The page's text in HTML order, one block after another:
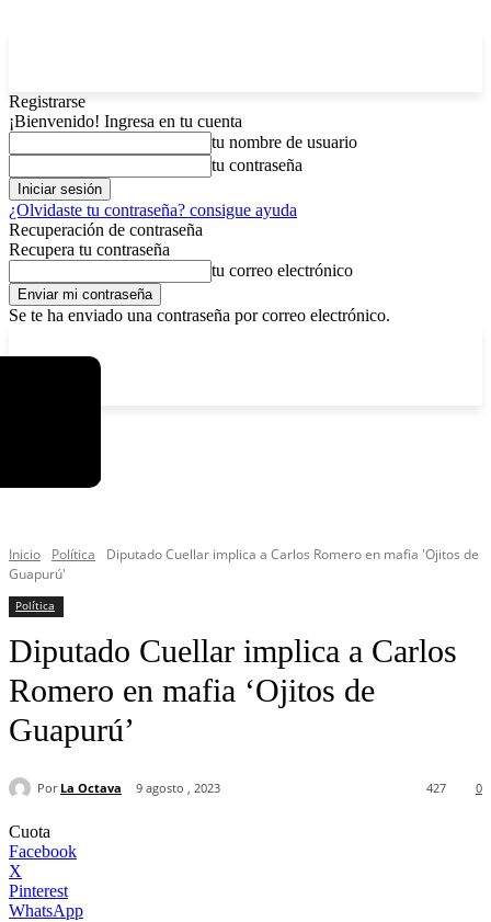
Registrarse
¡Bienvenido! Ingresa en tu cuenta
tu nombre de usuario
tu contraseña
¿Olvidaste tu contraseña? consigue ayuda
Recuperación de contraseña
Recupera tu contraseña
tu correo electrónico
Se te ha enviado una contraseña por correo electrónico.
Inicio Política
Diputado Cuellar implica a Carlos Romero en mafia 'Ojitos de
Guapurú'
Política
Diputado Cuellar implica a Carlos
Romero en mafia ‘Ojitos de
Guapurú’
Por La Octava 9 agosto , 2023 0
427
Cuota
Facebook
X
Pinterest
WhatsApp